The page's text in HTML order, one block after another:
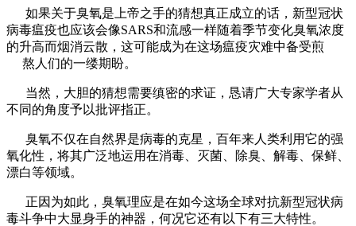
如果关于臭氧是上帝之手的猜想真正成立的话，新型冠状
病毒瘟疫也应该会像SARS和流感一样随着季节变化臭氧浓度
的升高而烟消云散，这可能成为在这场瘟疫灾难中备受煎
熬人们的一缕期盼。
当然，大胆的猜想需要缜密的求证，恳请广大专家学者从
不同的角度予以批评指正。
臭氧不仅在自然界是病毒的克星，百年来人类利用它的强
氧化性，将其广泛地运用在消毒、灭菌、除臭、解毒、保鲜、
漂白等领域。
正因为如此，臭氧理应是在如今这场全球对抗新型冠状病
毒斗争中大显身手的神器，何况它还有以下有三大特性。